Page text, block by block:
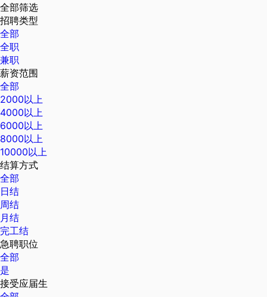
全部筛选
招聘类型
全部
全职
兼职
薪资范围
全部
2000以上
4000以上
6000以上
8000以上
10000以上
结算方式
全部
日结
周结
月结
完工结
急聘职位
全部
是
接受应届生